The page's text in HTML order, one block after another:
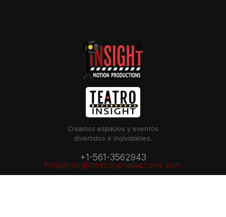
Creamos espacios y eventos
divertidos e inolvidables.
+1-561-3562943
hola@insightmotionproductions.com